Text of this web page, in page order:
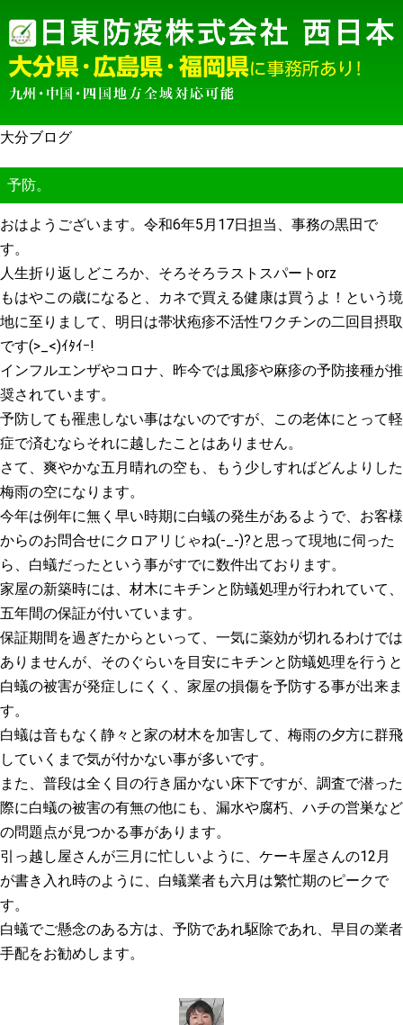
大分ブログ
予防。
おはようございます。令和6年5月17日担当、事務の黒田で
す。
人生折り返しどころか、そろそろラストスパートorz
もはやこの歳になると、カネで買える健康は買うよ！という境
地に至りまして、明日は帯状疱疹不活性ワクチンの二回目摂取
です(>_<)ｲﾀｲｰ!
インフルエンザやコロナ、昨今では風疹や麻疹の予防接種が推
奨されています。
予防しても罹患しない事はないのですが、この老体にとって軽
症で済むならそれに越したことはありません。
さて、爽やかな五月晴れの空も、もう少しすればどんよりした
梅雨の空になります。
今年は例年に無く早い時期に白蟻の発生があるようで、お客様
からのお問合せにクロアリじゃね(-_-)?と思って現地に伺った
ら、白蟻だったという事がすでに数件出ております。
家屋の新築時には、材木にキチンと防蟻処理が行われていて、
五年間の保証が付いています。
保証期間を過ぎたからといって、一気に薬効が切れるわけでは
ありませんが、そのぐらいを目安にキチンと防蟻処理を行うと
白蟻の被害が発症しにくく、家屋の損傷を予防する事が出来ま
す。
白蟻は音もなく静々と家の材木を加害して、梅雨の夕方に群飛
していくまで気が付かない事が多いです。
また、普段は全く目の行き届かない床下ですが、調査で潜った
際に白蟻の被害の有無の他にも、漏水や腐朽、ハチの営巣など
の問題点が見つかる事があります。
引っ越し屋さんが三月に忙しいように、ケーキ屋さんの12月
が書き入れ時のように、白蟻業者も六月は繁忙期のピークで
す。
白蟻でご懸念のある方は、予防であれ駆除であれ、早目の業者
手配をお勧めします。